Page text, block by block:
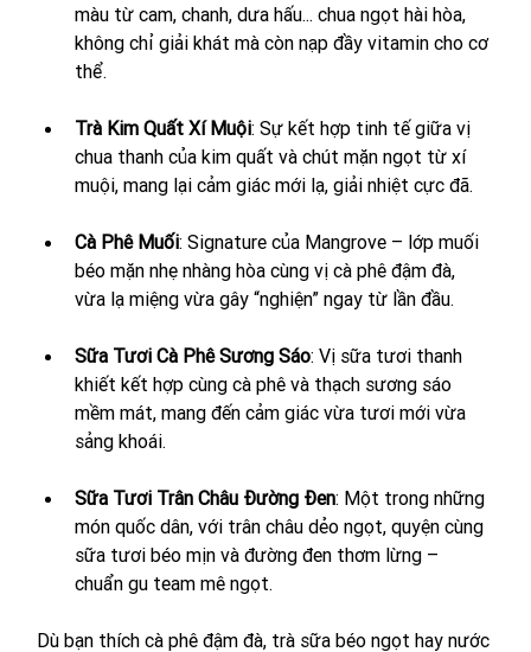
màu từ cam, chanh, dưa hấu... chua ngọt hài hòa,
không chỉ giải khát mà còn nạp đầy vitamin cho cơ
thể.
Trà Kim Quất Xí Muội: Sự kết hợp tinh tế giữa vị
chua thanh của kim quất và chút mặn ngọt từ xí
muội, mang lại cảm giác mới lạ, giải nhiệt cực đã.
Cà Phê Muối: Signature của Mangrove – lớp muối
béo mặn nhẹ nhàng hòa cùng vị cà phê đậm đà,
vừa lạ miệng vừa gây “nghiện” ngay từ lần đầu.
Sữa Tươi Cà Phê Sương Sáo: Vị sữa tươi thanh
khiết kết hợp cùng cà phê và thạch sương sáo
mềm mát, mang đến cảm giác vừa tươi mới vừa
sảng khoái.
Sữa Tươi Trân Châu Đường Đen: Một trong những
món quốc dân, với trân châu dẻo ngọt, quyện cùng
sữa tươi béo mịn và đường đen thơm lừng –
chuẩn gu team mê ngọt.
Dù bạn thích cà phê đậm đà, trà sữa béo ngọt hay nước